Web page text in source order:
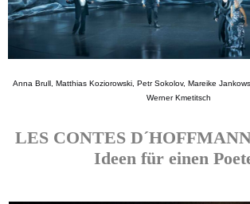
Anna Brull, Matthias Koziorowski, Petr Sokolov, Mareike
Werner Kmetitsch
LES CONTES
Ideen für einen